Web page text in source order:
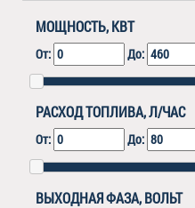
МОЩНОСТЬ, КВТ
От: До:
РАСХОД ТОПЛИВА, Л/ЧАС
От: До:
ВЫХОДНАЯ ФАЗА, ВОЛЬТ